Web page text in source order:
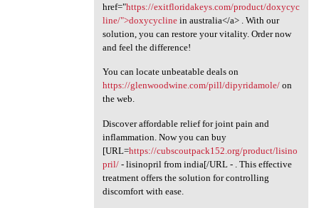
href="https://exitfloridakeys.com/product/doxycyc
line/">doxycyclinein australia</a> . With our
solution, you can restore your vitality. Order now
and feel the difference!
You can locate unbeatable deals on
https://glenwoodwine.com/pill/dipyridamole/on
the web.
Discover affordable relief for joint pain and
inflammation. Now you can buy
[URL=https://cubscoutpack152.org/product/lisino
pril/- lisinopril from india[/URL - . This effective
treatment offers the solution for controlling
discomfort with ease.